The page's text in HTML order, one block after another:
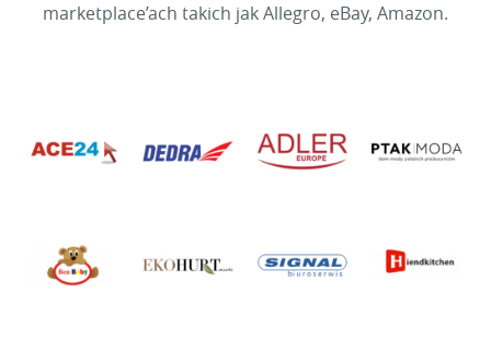
marketplace’ach takich jak Allegro, eBay, Amazon.